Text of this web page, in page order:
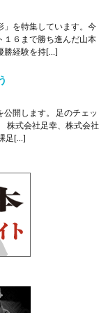
」を特集しています。今
１６まで勝ち進んだ山本
勝経験を持[…]
開します。 足のチェッ
株式会社足幸、株式会社
足[…]